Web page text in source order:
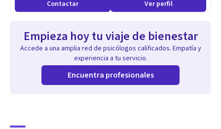
las habilidades necesarias para florecer y cultivar su
activo en el proceso de cambio.
Contactar Ver perfil
Empieza hoy tu viaje de bienestar
Accede a una amplia red de psicólogos calificados. Empatía y
experiencia a tu servicio.
Encuentra profesionales